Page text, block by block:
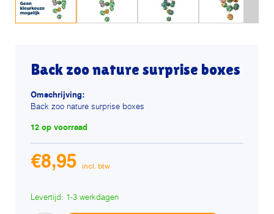
Back zoo nature surprise boxes
Omschrijving:
Back zoo nature surprise boxes
12 op voorraad
€8,95
Levertijd: 1-3 werkdagen